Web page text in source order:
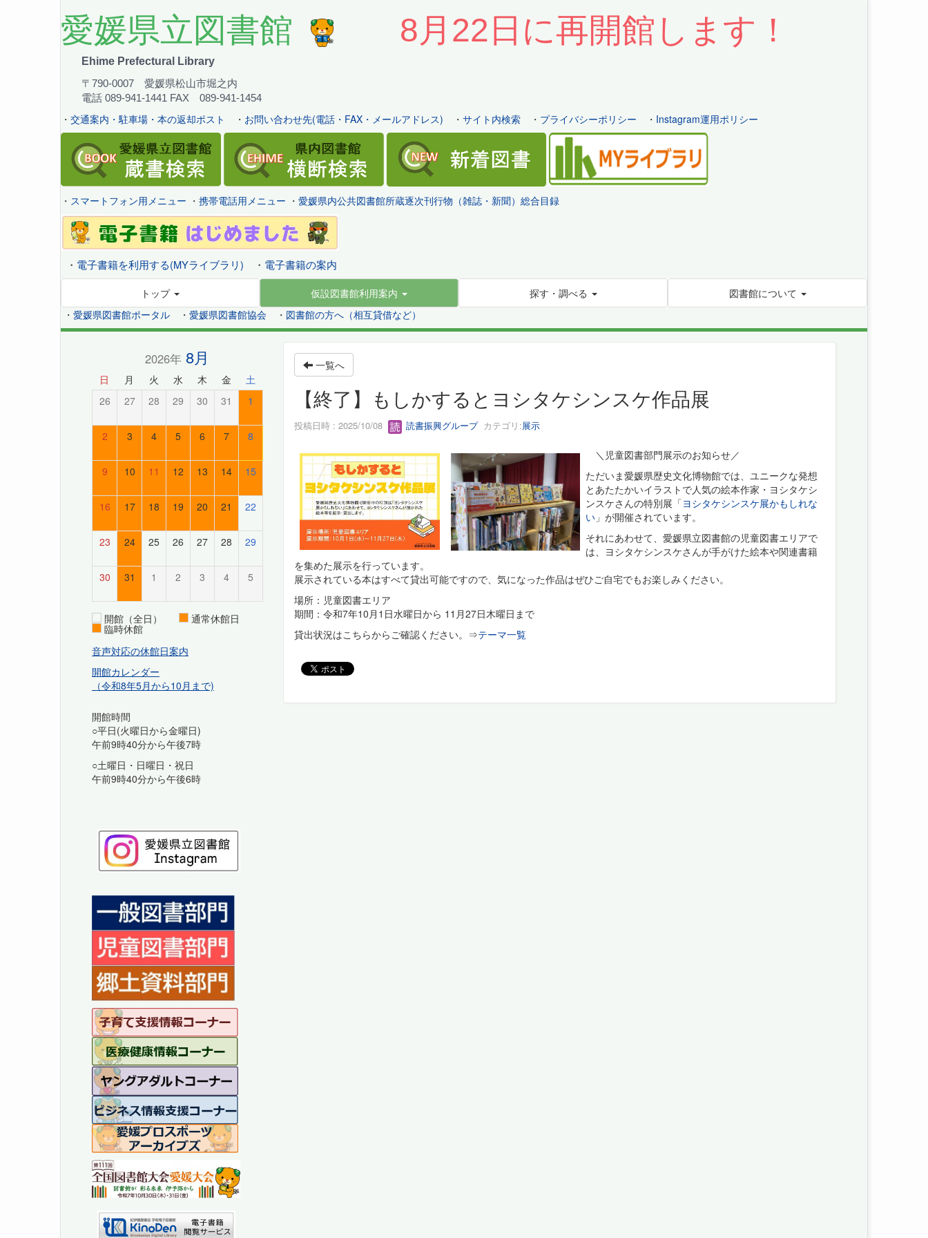
愛媛県立図書館 8月22日に再開館します！
Ehime Prefectural Library
〒790-0007 愛媛県松山市堀之内
電話 089-941-1441 FAX 089-941-1454
・ 交通案内・駐車場・本の返却ポスト ・ お問い合わせ先(電話・FAX・メールアドレス) ・ サイト内検索 ・ プライバシーポリシー ・ Instagram運用ポリシー
・ スマートフォン用メニュー ・ 携帯電話用メニュー ・ 愛媛県内公共図書館所蔵逐次刊行物（雑誌・新聞）総合目録
・ 電子書籍を利用する(MYライブラリ) ・ 電子書籍の案内
トップ 仮設図書館利用案内 探す・調べる
図書館について
・ 愛媛県図書館ポータル ・ 愛媛県図書館協会 ・ 図書館の方へ（相互貸借など）
一覧へ
【終了】もしかするとヨシタケシンスケ作品展
投稿日時 : 2025/10/08 読書振興グループカテゴリ:展示
＼児童図書部門展示のお知らせ／
ただいま愛媛県歴史文化博物館では、ユニークな発想
とあたたかいイラストで人気の絵本作家・ヨシタケシ
ンスケさんの特別展「ヨシタケシンスケ展かもしれな
い 」が開催されています。
それにあわせて、愛媛県立図書館の児童図書エリアで
は、ヨシタケシンスケさんが手がけた絵本や関連書籍
を集めた展示を行っています。
展示されている本はすべて貸出可能ですので、気になった作品はぜひご自宅でもお楽しみください。
場所：児童図書エリア
期間：令和7年10月1日水曜日から 11月27日木曜日まで
貸出状況はこちらからご確認ください。⇒テーマ一覧
2026年 8月
日 月 火 水 木 金 土
26 27 28 29 30 31 1
2 3 4 5 6 7 8
9 10 11 12 13 14 15
16 17 18 19 20 21 22
23 24 25 26 27 28 29
30 31 1 2 3 4 5
開館（全日） 通常休館日
臨時休館
音声対応の休館日案内
開館カレンダー
（令和8年5月から10月まで)
開館時間
○平日(火曜日から金曜日)
午前9時40分から午後7時
○土曜日・日曜日・祝日
午前9時40分から午後6時